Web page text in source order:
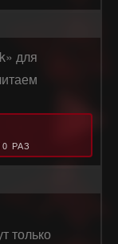
для
РАЗ
только